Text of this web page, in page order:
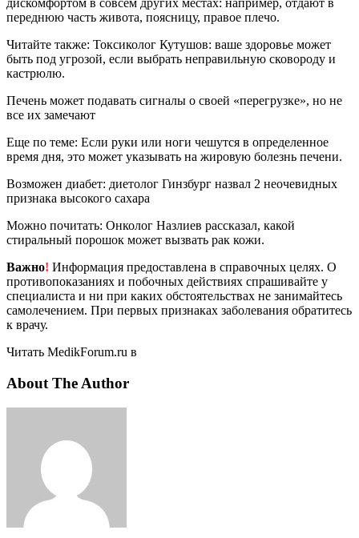
дискомфортом в совсем других местах: например, отдают в
переднюю часть живота, поясницу, правое плечо.
Читайте также: Токсиколог Кутушов: ваше здоровье может
быть под угрозой, если выбрать неправильную сковороду и
кастрюлю.
Печень может подавать сигналы о своей «перегрузке», но не
все их замечают
Еще по теме: Если руки или ноги чешутся в определенное
время дня, это может указывать на жировую болезнь печени.
Возможен диабет: диетолог Гинзбург назвал 2 неочевидных
признака высокого сахара
Можно почитать: Онколог Назлиев рассказал, какой
стиральный порошок может вызвать рак кожи.
Важно! Информация предоставлена в справочных целях. О
противопоказаниях и побочных действиях спрашивайте у
специалиста и ни при каких обстоятельствах не занимайтесь
самолечением. При первых признаках заболевания обратитесь
к врачу.
Читать MedikForum.ru в
About The Author